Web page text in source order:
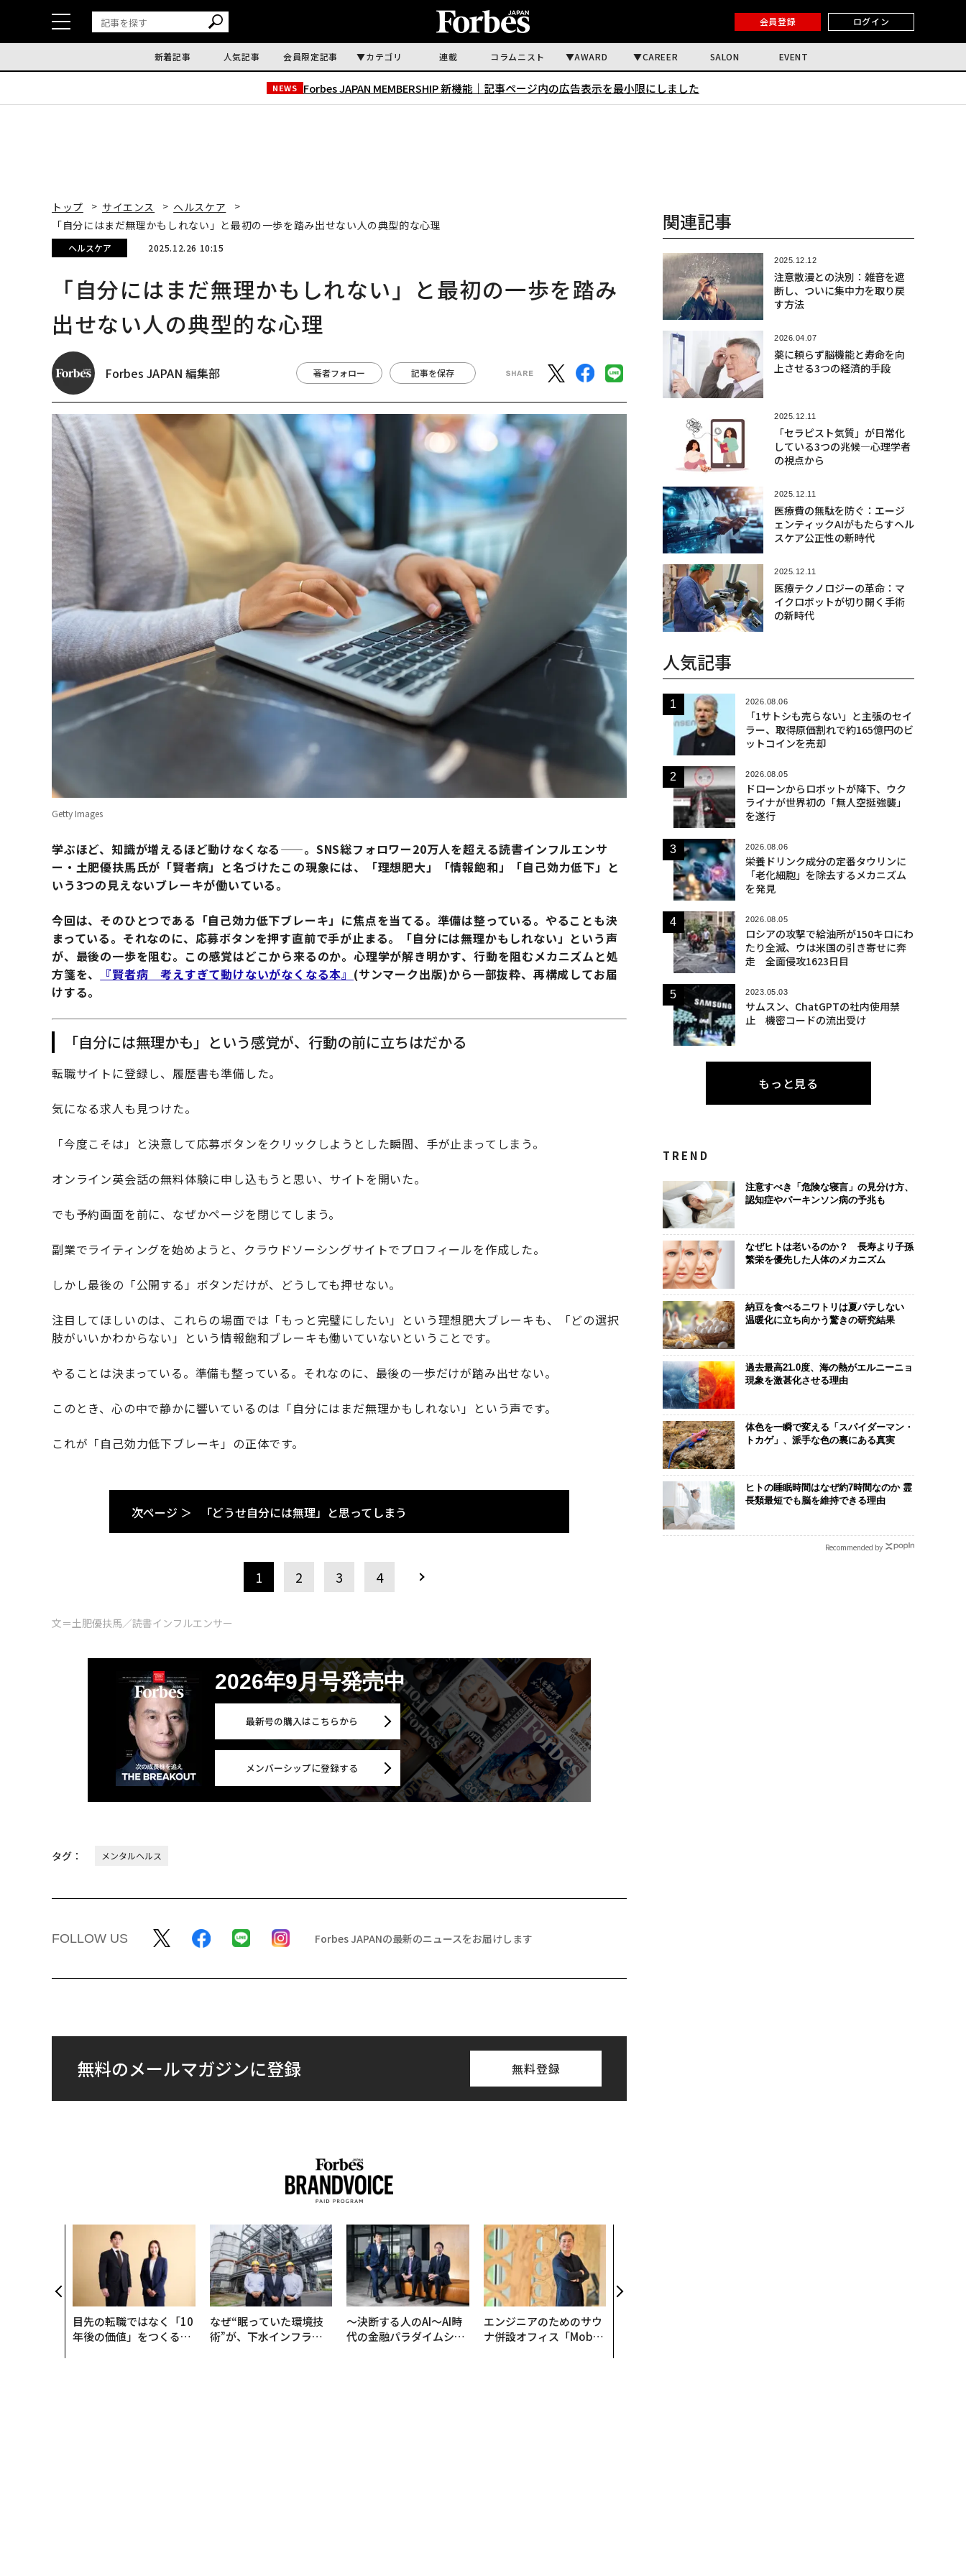
会員登録 ログイン
新着記事 人気記事 会員限定記事 カテゴリ 連載 コラムニスト AWARD CAREER SALON EVENT
NEWS Forbes JAPAN MEMBERSHIP 新機能｜ 記事ページ内の広告表示を最小限にしました
トップ サイエンス
ヘルスケア
「自分にはまだ無理かもしれない」と最初の一歩を踏み出せない人の典型的な心理
ヘルスケア 2025.12.26 10:15
「自分にはまだ無理かもしれない」と最初の一歩を踏み
出せない人の典型的な心理
Forbes JAPAN 編集部 著者フォロー 記事を保存
Getty Images
学ぶほど、知識が増えるほど動けなくなる——。SNS総フォロワー20万人を超える読書インフルエンサ
ー・土肥優扶馬氏が「賢者病」と名づけたこの現象には、「理想肥大」「情報飽和」「自己効力低下」と
いう3つの見えないブレーキが働いている。
今回は、そのひとつである「自己効力低下ブレーキ」に焦点を当てる。準備は整っている。やることも決
まっている。それなのに、応募ボタンを押す直前で手が止まる。「自分には無理かもしれない」という声
が、最後の一歩を阻む。この感覚はどこから来るのか。心理学が解き明かす、行動を阻むメカニズムと処
方箋を、
『賢者病 考えすぎて動けないがなくなる本』 (サンマーク出版)から一部抜粋、再構成してお届
けする。
「自分には無理かも」という感覚が、行動の前に立ちはだかる
転職サイトに登録し、履歴書も準備した。
気になる求人も見つけた。
「今度こそは」と決意して応募ボタンをクリックしようとした瞬間、手が止まってしまう。
オンライン英会話の無料体験に申し込もうと思い、サイトを開いた。
でも予約画面を前に、なぜかページを閉じてしまう。
副業でライティングを始めようと、クラウドソーシングサイトでプロフィールを作成した。
しかし最後の「公開する」ボタンだけが、どうしても押せない。
注目してほしいのは、これらの場面では「もっと完璧にしたい」という理想肥大ブレーキも、「どの選択
肢がいいかわからない」という情報飽和ブレーキも働いていないということです。
やることは決まっている。準備も整っている。それなのに、最後の一歩だけが踏み出せない。
このとき、心の中で静かに響いているのは「自分にはまだ無理かもしれない」という声です。
これが「自己効力低下ブレーキ」の正体です。
次ページ ＞ 「どうせ自分には無理」と思ってしまう
1 2 3 4
文＝土肥優扶馬／読書インフルエンサー
2026年9月号発売中
最新号の購入はこちらから
メンバーシップに登録する
タグ： メンタルヘルス
FOLLOW US Forbes JAPANの最新のニュースをお届けします
無料のメールマガジンに登録 無料登録
目先の転職ではなく「10
年後の価値」をつくる─
なぜ“眠っていた環境技
術”が、下水インフラを
〜決断する人のAI〜AI時
代の金融パラダイムシフ
エンジニアのためのサウ
ナ併設オフィス「Mobiu
関連記事
2025.12.12
注意散漫との決別：雑音を遮
断し、ついに集中力を取り戻
す方法
2026.04.07
薬に頼らず脳機能と寿命を向
上させる3つの経済的手段
2025.12.11
「セラピスト気質」が日常化
している3つの兆候―心理学者
の視点から
2025.12.11
医療費の無駄を防ぐ：エージ
ェンティックAIがもたらすヘル
スケア公正性の新時代
2025.12.11
医療テクノロジーの革命：マ
イクロボットが切り開く手術
の新時代
人気記事
2026.08.06
「1サトシも売らない」と主張のセイ
ラー、取得原価割れで約165億円のビ
ットコインを売却
2026.08.05
ドローンからロボットが降下、ウク
ライナが世界初の「無人空挺強襲」
を遂行
2026.08.06
栄養ドリンク成分の定番タウリンに
「老化細胞」を除去するメカニズム
を発見
2026.08.05
ロシアの攻撃で給油所が150キロにわ
たり全滅、ウは米国の引き寄せに奔
走 全面侵攻1623日目
2023.05.03
サムスン、ChatGPTの社内使用禁
止 機密コードの流出受け
もっと見る
TREND
注意すべき「危険な寝言」の見分け方、
認知症やパーキンソン病の予兆も
なぜヒトは老いるのか？ 長寿より子孫
繁栄を優先した人体のメカニズム
納豆を食べるニワトリは夏バテしない
温暖化に立ち向かう驚きの研究結果
過去最高21.0度、海の熱がエルニーニョ
現象を激甚化させる理由
体色を一瞬で変える「スパイダーマン・
トカゲ」、派手な色の裏にある真実
ヒトの睡眠時間はなぜ約7時間なのか 霊
長類最短でも脳を維持できる理由
Recommended by